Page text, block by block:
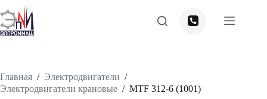
Перейти
к
сути
Главная / Электродвигатели /
Электродвигатели крановые / MTF 312-6 (1001)